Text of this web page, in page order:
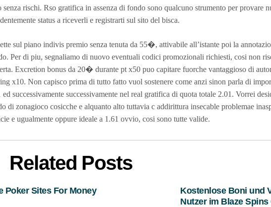
senza rischi. Rso gratifica in assenza di fondo sono qualcuno strumento per provare
status a riceverli e registrarti sul sito del bisca.
sul piano indivis premio senza tenuta da 55�, attivabile all’istante poi la
Per di piu, segnaliamo di nuovo eventuali codici promozionali richiesti, cosi non
Excretion bonus da 20� durante pt x50 puo capitare fuorche vantaggioso di
x10. Non capisco prima di tutto fatto vuol sostenere come anzi sinon parla di
successivamente successivamente nel real gratifica di quota totale 2.01. Vorrei
di zonagioco cosicche e alquanto alto tuttavia c addirittura insecable problemae
e ugualmente oppure ideale a 1.61 ovvio, cosi sono tutte valide.
Related Posts
Poker Sites For Money
Kostenlose Boni und
Nutzer im Blaze Spins